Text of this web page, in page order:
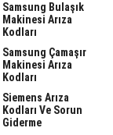
Samsung Bulaşık
Makinesi Arıza
Kodları
Samsung Çamaşır
Makinesi Arıza
Kodları
Siemens Arıza
Kodları Ve Sorun
Giderme